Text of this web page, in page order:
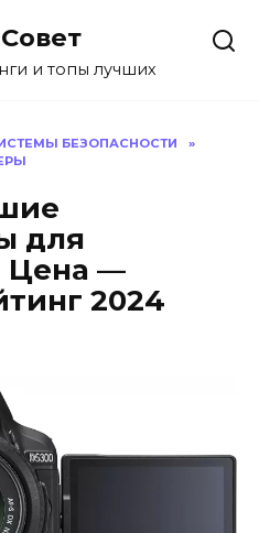
и топы лучших
БЕЗОПАСНОСТИ
»
для
Цена —
2024